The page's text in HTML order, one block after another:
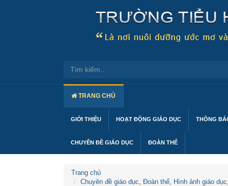
TRANG CHỦ
GIỚI THIỆU HOẠT ĐỘNG GIÁO DỤC THÔNG
CHUYÊN ĐỀ GIÁO DỤC ĐOÀN THỂ
Trang chủ
Chuyên đề giáo dục, Đoàn thể, Hình ảnh giáo dục